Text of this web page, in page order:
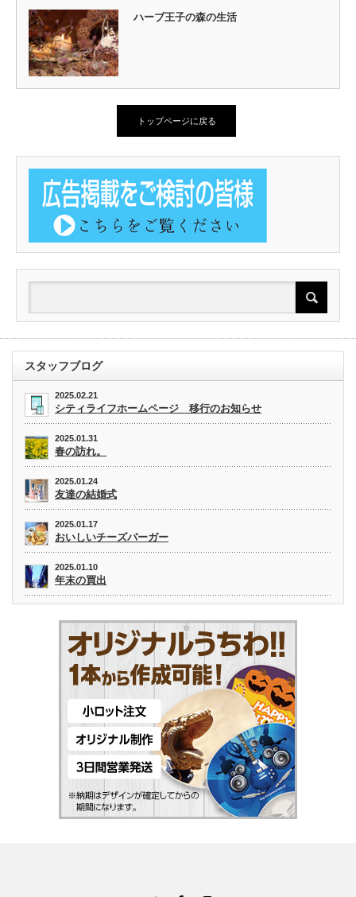
ハーブ王子の森の生活
トップページに戻る
スタッフブログ
2025.02.21
シティライフホームページ 移行のお知らせ
2025.01.31
春の訪れ。
2025.01.24
友達の結婚式
2025.01.17
おいしいチーズバーガー
2025.01.10
年末の買出